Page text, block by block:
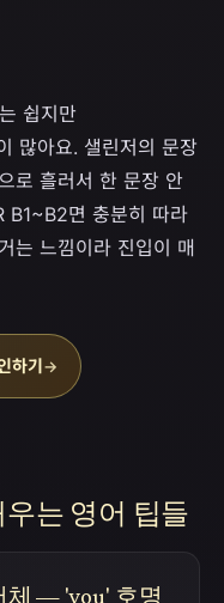
쉽지만
아요. 샐린저의 문장
로 흘러서 한 문장 안
B1~B2면 충분히 따라
는 느낌이라 진입이 매
하기→
는 영어 팁들
체 — 'you' 호명